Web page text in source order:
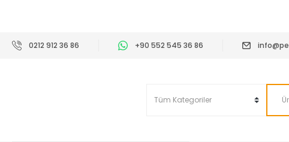
0212 912 36 86 +90 552 545 36 86